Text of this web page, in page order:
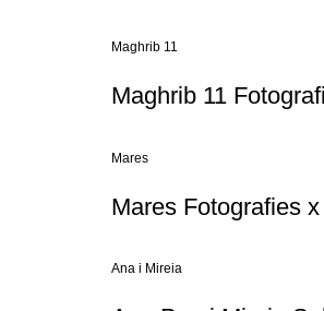
Maghrib 11
Maghrib 11
Mares
Mares Fotografies
Ana i Mireia